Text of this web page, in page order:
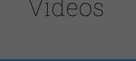
Vídeos